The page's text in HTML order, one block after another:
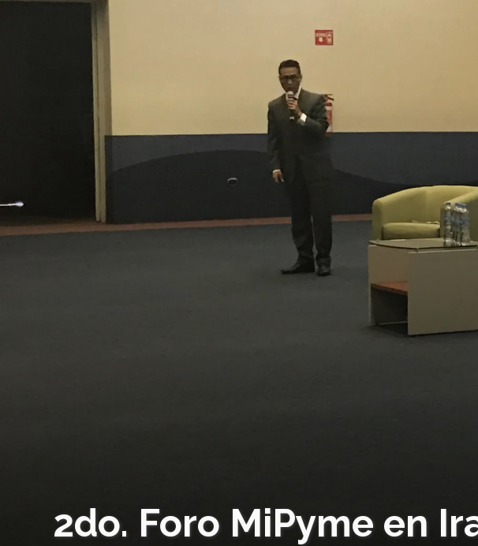
2do. Foro MiPyme en